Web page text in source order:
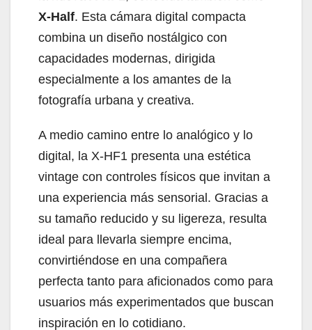
X-Half. Esta cámara digital compacta
combina un diseño nostálgico con
capacidades modernas, dirigida
especialmente a los amantes de la
fotografía urbana y creativa.
A medio camino entre lo analógico y lo
digital, la X-HF1 presenta una estética
vintage con controles físicos que invitan a
una experiencia más sensorial. Gracias a
su tamaño reducido y su ligereza, resulta
ideal para llevarla siempre encima,
convirtiéndose en una compañera
perfecta tanto para aficionados como para
usuarios más experimentados que buscan
inspiración en lo cotidiano.